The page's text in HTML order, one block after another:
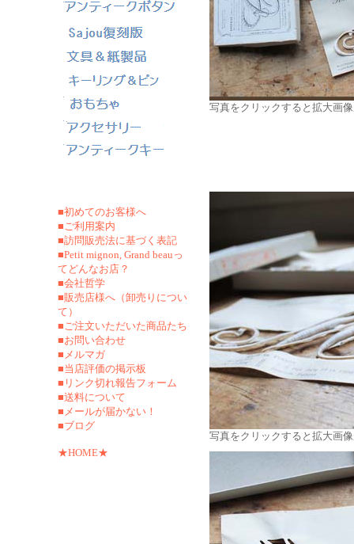
■初めてのお客様へ
■ご利用案内
■訪問販売法に基づく表記
■Petit mignon, Grand beauっ
てどんなお店？
■会社哲学
■販売店様へ（卸売りについ
て）
■ご注文いただいた商品たち
■お問い合わせ
■メルマガ
■当店評価の掲示板
■リンク切れ報告フォーム
■送料について
■メールが届かない！
■ブログ
★HOME★
写真をクリックすると拡大画
写真をクリックすると拡大画